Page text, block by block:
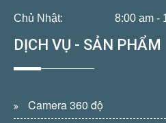
Chủ Nhật: 8:00 am -
DỊCH VỤ - SẢN PHẨM
Camera 360 độ